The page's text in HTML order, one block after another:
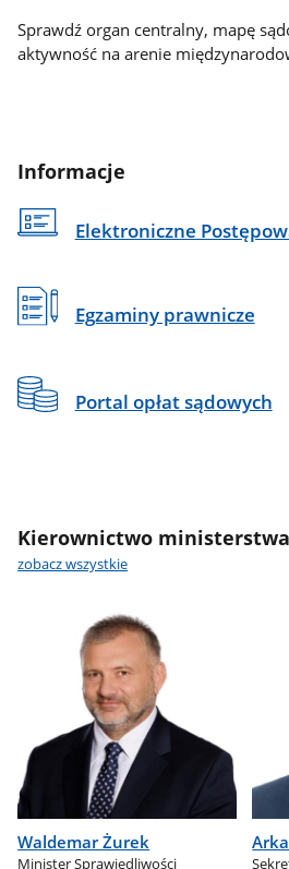
Sprawdź organ centralny, mapę
aktywność na arenie
Informacje
Elektroniczne
Egzaminy prawnicze
Portal opłat sądowych
Kierownictwo ministerstwa
zobacz wszystkie
Waldemar Żurek
Minister Sprawiedliwości